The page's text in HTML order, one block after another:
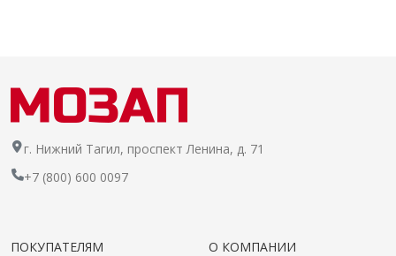
г. Нижний Тагил, проспект Ленина, д. 71
+7 (800) 600 0097
ПОКУПАТЕЛЯМ
О КОМПАНИИ